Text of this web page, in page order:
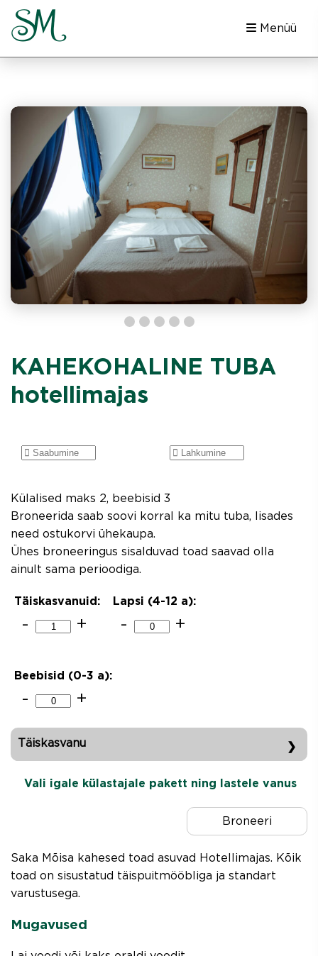
Menüü
KAHEKOHALINE TUBA
hotellimajas
Külalised maks 2, beebisid 3
Broneerida saab soovi korral ka mitu tuba, lisades
need ostukorvi ühekaupa.
Ühes broneeringus sisalduvad toad saavad olla
ainult sama perioodiga.
Täiskasvanuid:
- +
Lapsi (4-12 a):
- +
Beebisid (0-3 a):
- +
Täiskasvanu
Vali igale külastajale pakett ning lastele vanus
Broneeri
Saka Mõisa kahesed toad asuvad Hotellimajas. Kõik
toad on sisustatud täispuitmööbliga ja standart
varustusega.
Mugavused